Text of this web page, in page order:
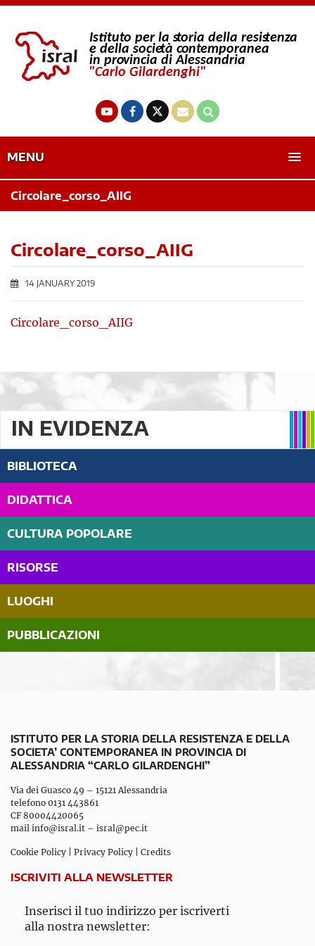
MENU
Circolare_corso_AIIG
Circolare_corso_AIIG
14 JANUARY 2019
Circolare_corso_AIIG
IN EVIDENZA
BIBLIOTECA
DIDATTICA
CULTURA POPOLARE
RISORSE
LUOGHI
PUBBLICAZIONI
ISTITUTO PER LA STORIA DELLA RESISTENZA E DELLA
SOCIETA’ CONTEMPORANEA IN PROVINCIA DI
ALESSANDRIA “CARLO GILARDENGHI”
Via dei Guasco 49 – 15121 Alessandria
telefono 0131 443861
CF 80004420065
mail info@isral.it – isral@pec.it
Cookie Policy Privacy Policy Credits
ISCRIVITI ALLA NEWSLETTER
Inserisci il tuo indirizzo per iscriverti
alla nostra newsletter: